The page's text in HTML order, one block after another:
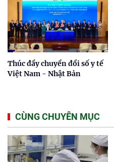
Thúc đẩy chuyển đổi số y tế
Việt Nam - Nhật Bản
CÙNG CHUYÊN MỤC